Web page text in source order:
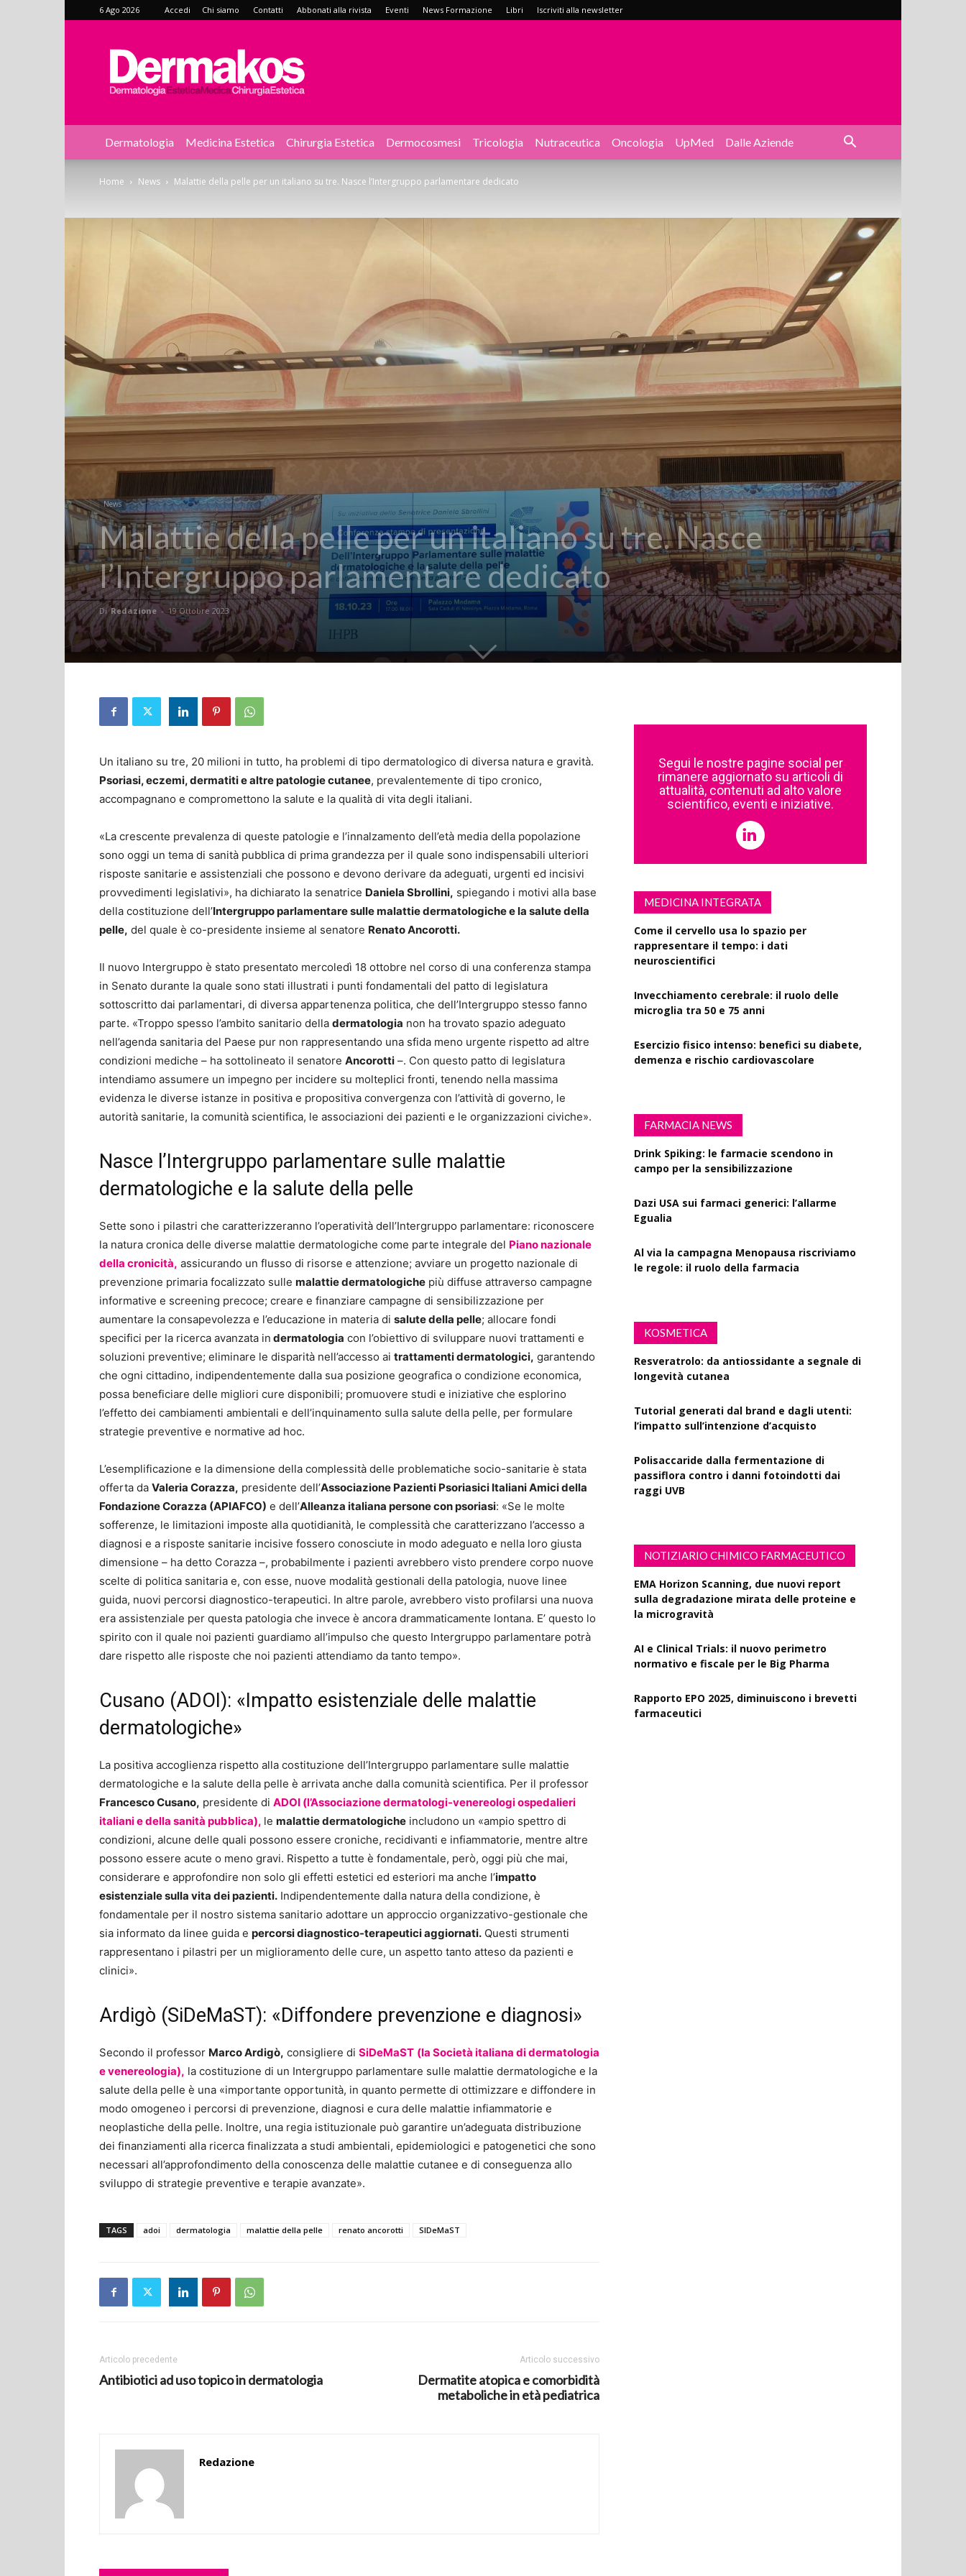
6 Ago 2026 Accedi Chi siamo Contatti Abbonati alla rivista Eventi News Formazione Libri Iscriviti alla newsletter
Dermakos
Dermatologia Medicina Estetica Chirurgia Estetica Dermocosmesi Tricologia Nutraceutica Oncologia UpMed Dalle Aziende
Home News Malattie della pelle per un italiano su tre. Nasce l’Intergruppo parlamentare dedicato
News
Malattie della pelle per un italiano su tre. Nasce
l’Intergruppo parlamentare dedicato
Di Redazione - 19 Ottobre 2023
Un italiano su tre, 20 milioni in tutto, ha problemi di tipo dermatologico di diversa natura e gravità.
Psoriasi, eczemi, dermatiti e altre patologie cutanee, prevalentemente di tipo cronico,
accompagnano e compromettono la salute e la qualità di vita degli italiani.
«La crescente prevalenza di queste patologie e l’innalzamento dell’età media della popolazione
sono oggi un tema di sanità pubblica di prima grandezza per il quale sono indispensabili ulteriori
risposte sanitarie e assistenziali che possono e devono derivare da adeguati, urgenti ed incisivi
provvedimenti legislativi», ha dichiarato la senatrice Daniela Sbrollini, spiegando i motivi alla base
della costituzione dell’Intergruppo parlamentare sulle malattie dermatologiche e la salute della
pelle, del quale è co-presidente insieme al senatore Renato Ancorotti.
Il nuovo Intergruppo è stato presentato mercoledì 18 ottobre nel corso di una conferenza stampa
in Senato durante la quale sono stati illustrati i punti fondamentali del patto di legislatura
sottoscritto dai parlamentari, di diversa appartenenza politica, che dell’Intergruppo stesso fanno
parte. «Troppo spesso l’ambito sanitario della dermatologia non ha trovato spazio adeguato
nell’agenda sanitaria del Paese pur non rappresentando una sfida meno urgente rispetto ad altre
condizioni mediche – ha sottolineato il senatore Ancorotti –. Con questo patto di legislatura
intendiamo assumere un impegno per incidere su molteplici fronti, tenendo nella massima
evidenza le diverse istanze in positiva e propositiva convergenza con l’attività di governo, le
autorità sanitarie, la comunità scientifica, le associazioni dei pazienti e le organizzazioni civiche».
Nasce l’Intergruppo parlamentare sulle malattie
dermatologiche e la salute della pelle
Sette sono i pilastri che caratterizzeranno l’operatività dell’Intergruppo parlamentare: riconoscere
la natura cronica delle diverse malattie dermatologiche come parte integrale del Piano nazionale
della cronicità, assicurando un flusso di risorse e attenzione; avviare un progetto nazionale di
prevenzione primaria focalizzato sulle malattie dermatologiche più diffuse attraverso campagne
informative e screening precoce; creare e finanziare campagne di sensibilizzazione per
aumentare la consapevolezza e l’educazione in materia di salute della pelle; allocare fondi
specifici per la ricerca avanzata in dermatologia con l’obiettivo di sviluppare nuovi trattamenti e
soluzioni preventive; eliminare le disparità nell’accesso ai trattamenti dermatologici, garantendo
che ogni cittadino, indipendentemente dalla sua posizione geografica o condizione economica,
possa beneficiare delle migliori cure disponibili; promuovere studi e iniziative che esplorino
l’effetto dei cambiamenti ambientali e dell’inquinamento sulla salute della pelle, per formulare
strategie preventive e normative ad hoc.
L’esemplificazione e la dimensione della complessità delle problematiche socio-sanitarie è stata
offerta da Valeria Corazza, presidente dell’Associazione Pazienti Psoriasici Italiani Amici della
Fondazione Corazza (APIAFCO) e dell’Alleanza italiana persone con psoriasi: «Se le molte
sofferenze, le limitazioni imposte alla quotidianità, le complessità che caratterizzano l’accesso a
diagnosi e a risposte sanitarie incisive fossero conosciute in modo adeguato e nella loro giusta
dimensione – ha detto Corazza –, probabilmente i pazienti avrebbero visto prendere corpo nuove
scelte di politica sanitaria e, con esse, nuove modalità gestionali della patologia, nuove linee
guida, nuovi percorsi diagnostico-terapeutici. In altre parole, avrebbero visto profilarsi una nuova
era assistenziale per questa patologia che invece è ancora drammaticamente lontana. E’ questo lo
spirito con il quale noi pazienti guardiamo all’impulso che questo Intergruppo parlamentare potrà
dare rispetto alle risposte che noi pazienti attendiamo da tanto tempo».
Cusano (ADOI): «Impatto esistenziale delle malattie
dermatologiche»
La positiva accoglienza rispetto alla costituzione dell’Intergruppo parlamentare sulle malattie
dermatologiche e la salute della pelle è arrivata anche dalla comunità scientifica. Per il professor
Francesco Cusano, presidente di ADOI (l’Associazione dermatologi-venereologi ospedalieri
italiani e della sanità pubblica), le malattie dermatologiche includono un «ampio spettro di
condizioni, alcune delle quali possono essere croniche, recidivanti e infiammatorie, mentre altre
possono essere acute o meno gravi. Rispetto a tutte è fondamentale, però, oggi più che mai,
considerare e approfondire non solo gli effetti estetici ed esteriori ma anche l’impatto
esistenziale sulla vita dei pazienti. Indipendentemente dalla natura della condizione, è
fondamentale per il nostro sistema sanitario adottare un approccio organizzativo-gestionale che
sia informato da linee guida e percorsi diagnostico-terapeutici aggiornati. Questi strumenti
rappresentano i pilastri per un miglioramento delle cure, un aspetto tanto atteso da pazienti e
clinici».
Ardigò (SiDeMaST): «Diffondere prevenzione e diagnosi»
Secondo il professor Marco Ardigò, consigliere di SiDeMaST (la Società italiana di dermatologia
e venereologia), la costituzione di un Intergruppo parlamentare sulle malattie dermatologiche e la
salute della pelle è una «importante opportunità, in quanto permette di ottimizzare e diffondere in
modo omogeneo i percorsi di prevenzione, diagnosi e cura delle malattie infiammatorie e
neoplastiche della pelle. Inoltre, una regia istituzionale può garantire un’adeguata distribuzione
dei finanziamenti alla ricerca finalizzata a studi ambientali, epidemiologici e patogenetici che sono
necessari all’approfondimento della conoscenza delle malattie cutanee e di conseguenza allo
sviluppo di strategie preventive e terapie avanzate».
TAGS adoi dermatologia malattie della pelle renato ancorotti SIDeMaST
Articolo precedente
Antibiotici ad uso topico in dermatologia
Articolo successivo
Dermatite atopica e comorbidità
metaboliche in età pediatrica
Redazione
Segui le nostre pagine social per
rimanere aggiornato su articoli di
attualità, contenuti ad alto valore
scientifico, eventi e iniziative.
MEDICINA INTEGRATA
Come il cervello usa lo spazio per
rappresentare il tempo: i dati
neuroscientifici
Invecchiamento cerebrale: il ruolo delle
microglia tra 50 e 75 anni
Esercizio fisico intenso: benefici su diabete,
demenza e rischio cardiovascolare
FARMACIA NEWS
Drink Spiking: le farmacie scendono in
campo per la sensibilizzazione
Dazi USA sui farmaci generici: l’allarme
Egualia
Al via la campagna Menopausa riscriviamo
le regole: il ruolo della farmacia
KOSMETICA
Resveratrolo: da antiossidante a segnale di
longevità cutanea
Tutorial generati dal brand e dagli utenti:
l’impatto sull’intenzione d’acquisto
Polisaccaride dalla fermentazione di
passiflora contro i danni fotoindotti dai
raggi UVB
NOTIZIARIO CHIMICO FARMACEUTICO
EMA Horizon Scanning, due nuovi report
sulla degradazione mirata delle proteine e
la microgravità
AI e Clinical Trials: il nuovo perimetro
normativo e fiscale per le Big Pharma
Rapporto EPO 2025, diminuiscono i brevetti
farmaceutici